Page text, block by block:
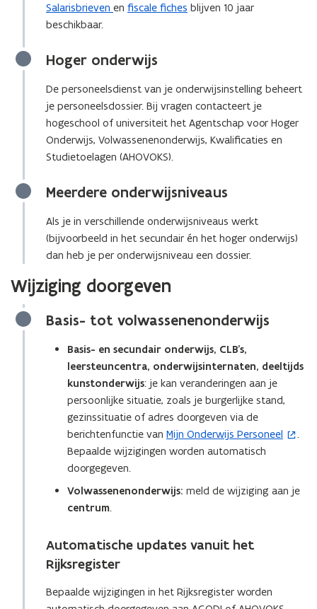
n
n
i
e
u
w
v
n
s
e
)
Salarisbrieven en fiscale fiches blijven 10 jaar
beschikbaar.
Hoger onderwijs
De personeelsdienst van je onderwijsinstelling beheert
je personeelsdossier. Bij vragen contacteert je
hogeschool of universiteit het Agentschap voor Hoger
Onderwijs, Volwassenenonderwijs, Kwalificaties en
Studietoelagen (AHOVOKS).
Meerdere onderwijsniveaus
Als je in verschillende onderwijsniveaus werkt
(bijvoorbeeld in het secundair én het hoger onderwijs)
dan heb je per onderwijsniveau een dossier.
Wijziging doorgeven
Basis- tot volwassenenonderwijs
Basis- en secundair onderwijs, CLB’s,
leersteuncentra, onderwijsinternaten, deeltijds
kunstonderwijs: je kan veranderingen aan je
persoonlijke situatie, zoals je burgerlijke stand,
gezinssituatie of adres doorgeven via de
berichtenfunctie van Mijn Onderwijs Personeel
(
o
e
n
i
e
.
Bepaalde wijzigingen worden automatisch
doorgegeven.
Volwassenenonderwijs: meld de wijziging aan je
centrum.
Automatische updates vanuit het
Rijksregister
Bepaalde wijzigingen in het Rijksregister worden